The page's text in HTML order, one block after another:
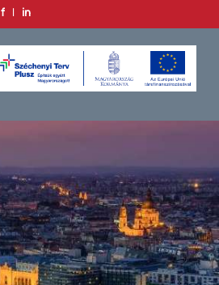
fl in